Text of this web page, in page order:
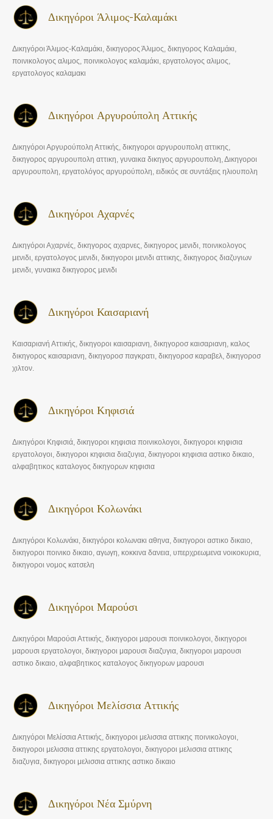
Δικηγόροι Άλιμος-Καλαμάκι
Δικηγόροι Άλιμος-Καλαμάκι, δικηγορος Άλιμος, δικηγορος Καλαμάκι,
ποινικολογος αλιμος, ποινικολογος καλαμάκι, εργατολογος αλιμος,
εργατολογος καλαμακι
Δικηγόροι Αργυρούπολη Αττικής
Δικηγόροι Αργυρούπολη Αττικής, δικηγοροι αργυρουπολη αττικης,
δικηγορος αργυρουπολη αττικη, γυναικα δικηγος αργυρουπολη, Δικηγοροι
αργυρουπολη, εργατολόγος αργυρούπολη, ειδικός σε συντάξεις ηλιουπολη
Δικηγόροι Αχαρνές
Δικηγόροι Αχαρνές, δικηγορος αχαρνες, δικηγορος μενιδι, ποινικολογος
μενιδι, εργατολογος μενιδι, δικηγοροι μενιδι αττικης, δικηγορος διαζυγιων
μενιδι, γυναικα δικηγορος μενιδι
Δικηγόροι Καισαριανή
Καισαριανή Αττικής, δικηγοροι καισαριανη, δικηγοροσ καισαριανη, καλος
δικηγορος καισαριανη, δικηγοροσ παγκρατι, δικηγοροσ καραβελ, δικηγοροσ
χιλτον.
Δικηγόροι Κηφισιά
Δικηγόροι Κηφισιά, δικηγοροι κηφισια ποινικολογοι, δικηγοροι κηφισια
εργατολογοι, δικηγοροι κηφισια διαζυγια, δικηγοροι κηφισια αστικο δικαιο,
αλφαβητικος καταλογος δικηγορων κηφισια
Δικηγόροι Κολωνάκι
Δικηγόροι Κολωνάκι, δικηγόροι κολωνακι αθηνα, δικηγοροι αστικο δικαιο,
δικηγοροι ποινικο δικαιο, αγωγη, κοκκινα δανεια, υπερχρεωμενα νοικοκυρια,
δικηγοροι νομος κατσελη
Δικηγόροι Μαρούσι
Δικηγόροι Μαρούσι Αττικής, δικηγοροι μαρουσι ποινικολογοι, δικηγοροι
μαρουσι εργατολογοι, δικηγοροι μαρουσι διαζυγια, δικηγοροι μαρουσι
αστικο δικαιο, αλφαβητικος καταλογος δικηγορων μαρουσι
Δικηγόροι Μελίσσια Αττικής
Δικηγόροι Μελίσσια Αττικής, δικηγοροι μελισσια αττικης ποινικολογοι,
δικηγοροι μελισσια αττικης εργατολογοι, δικηγοροι μελισσια αττικης
διαζυγια, δικηγοροι μελισσια αττικης αστικο δικαιο
Δικηγόροι Νέα Σμύρνη